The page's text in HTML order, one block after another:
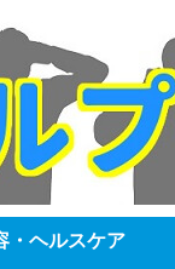
・ヘルスケア